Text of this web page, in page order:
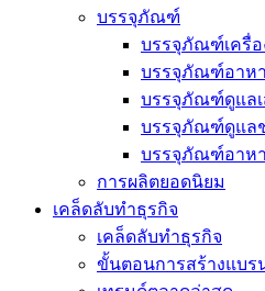
บรรจุภัณฑ์
บรรจุภัณฑ์เครื่
บรรจุภัณฑ์อาหา
บรรจุภัณฑ์ดูแล
บรรจุภัณฑ์ดูแล
บรรจุภัณฑ์อาหา
การผลิตยอดนิยม
เคล็ดลับทำธุรกิจ
เคล็ดลับทำธุรกิจ
ขั้นตอนการสร้างแบร